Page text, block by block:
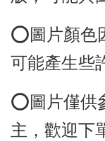
⭕️圖 片顏色
可能產生些
⭕️圖片僅供
主 ，歡迎下